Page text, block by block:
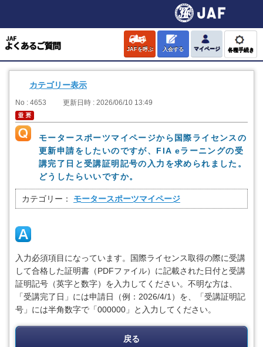
JAFを呼ぶ 入会する マイページ 各種手続き
カテゴリー表示
No : 4653 更新日時 : 2026/06/10 13:49
モータースポーツマイページから国際ライセンスの
更新申請をしたいのですが、FIA eラーニングの受
講完了日と受講証明記号の入力を求められました。
どうしたらいいですか。
カテゴリー： モータースポーツマイページ
入力必須項目になっています。国際ライセンス取得の際に受講
して合格した証明書（PDFファイル）に記載された日付と受講
証明記号（英字と数字）を入力してください。不明な方は、
「受講完了日」には申請日（例：2026/4/1）を、「受講証明記
号」には半角数字で「000000」と入力してください。
戻る